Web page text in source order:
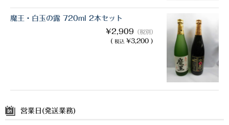
魔王・白玉の露 720ml 2本セット
¥2,909 （税別）
( 税込 ¥3,200 )
営業日(発送業務)